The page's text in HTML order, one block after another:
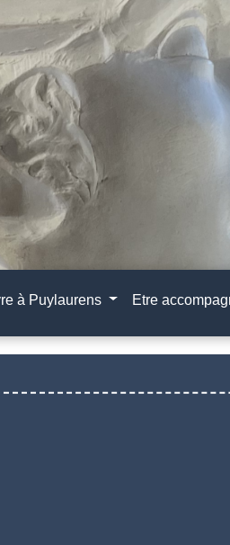
à Puylaurens Etre